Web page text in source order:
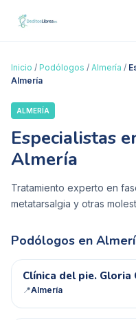
Inicio / Podólogos / Almería /
Almería
ALMERÍA
Especialistas
Almería
Tratamiento experto en
metatarsalgia y otras
Podólogos en
CD
Clínica del pie. Gloria
📍Almería